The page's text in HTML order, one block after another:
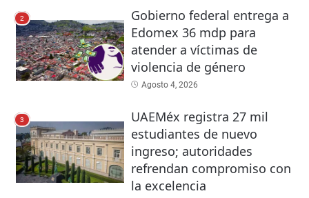
2
Gobierno federal entrega a
Edomex 36 mdp para
atender a víctimas de
violencia de género
Agosto 4, 2026
3
UAEMéx registra 27 mil
estudiantes de nuevo
ingreso; autoridades
refrendan compromiso con
la excelencia